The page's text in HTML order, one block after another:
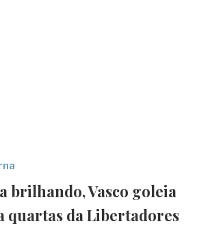
brilhando, Vasco goleia
quartas da Libertadores